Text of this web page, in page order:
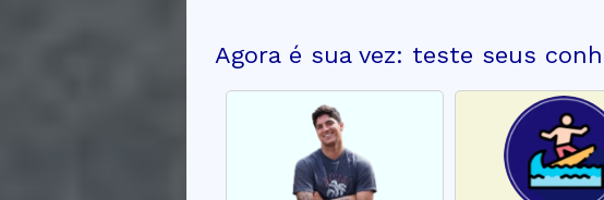
Agora é sua vez: teste seus